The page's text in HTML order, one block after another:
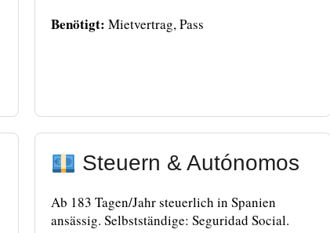
Benötigt: Mietvertrag, Pass
Steuern & Autónomos
Ab 183 Tagen/Jahr steuerlich in Spanien
ansässig. Selbstständige: Seguridad Social.